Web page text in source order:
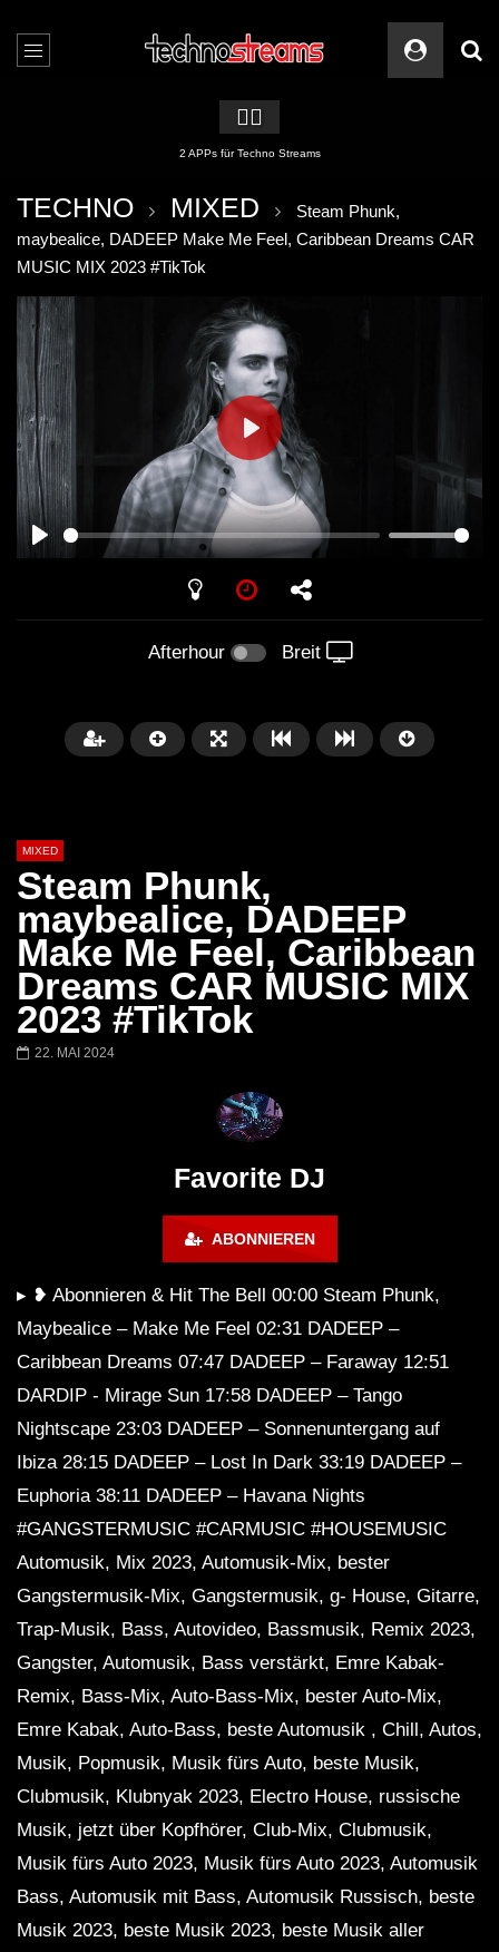
🏳️‍🌈
2 APPs für Techno Streams
TECHNO MIXED
Steam Phunk,
maybealice, DADEEP Make Me Feel, Caribbean Dreams CAR
MUSIC MIX 2023 #TikTok
PLAY
PLAY
Afterhour Breit
Später
Barbara Lago @ Kappa
FuturFestival 2024
THEMBA @
MIXED
Steam Phunk,
maybealice, DADEEP
Make Me Feel, Caribbean
Dreams CAR MUSIC MIX
2023 #TikTok
22. MAI 2024
Favorite DJ
ABONNIEREN
▸ ❥ Abonnieren & Hit The Bell 00:00 Steam Phunk,
Maybealice – Make Me Feel 02:31 DADEEP –
Caribbean Dreams 07:47 DADEEP – Faraway 12:51
DARDIP ‐ Mirage Sun 17:58 DADEEP – Tango
Nightscape 23:03 DADEEP – Sonnenuntergang auf
Ibiza 28:15 DADEEP – Lost In Dark 33:19 DADEEP –
Euphoria 38:11 DADEEP – Havana Nights
#GANGSTERMUSIC #CARMUSIC #HOUSEMUSIC
Automusik, Mix 2023, Automusik-Mix, bester
Gangstermusik-Mix, Gangstermusik, g- House, Gitarre,
Trap-Musik, Bass, Autovideo, Bassmusik, Remix 2023,
Gangster, Automusik, Bass verstärkt, Emre Kabak-
Remix, Bass-Mix, Auto-Bass-Mix, bester Auto-Mix,
Emre Kabak, Auto-Bass, beste Automusik , Chill, Autos,
Musik, Popmusik, Musik fürs Auto, beste Musik,
Clubmusik, Klubnyak 2023, Electro House, russische
Musik, jetzt über Kopfhörer, Club-Mix, Clubmusik,
Musik fürs Auto 2023, Musik fürs Auto 2023, Automusik
Bass, Automusik mit Bass, Automusik Russisch, beste
Musik 2023, beste Musik 2023, beste Musik aller